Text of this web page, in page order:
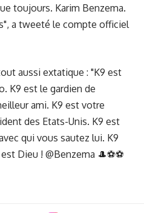
toujours. Karim Benzema.
a tweeté le compte officiel
aussi extatique : "K9 est
K9 est le gardien de
ami. K9 est votre
des Etats-Unis. K9 est
qui vous sautez lui. K9
Dieu ! @Benzema 🎩⚽️⚽️